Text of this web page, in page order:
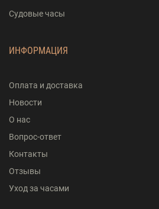
Судовые часы
ИНФОРМАЦИЯ
Оплата и доставка
Новости
О нас
Вопрос-ответ
Контакты
Отзывы
Уход за часами